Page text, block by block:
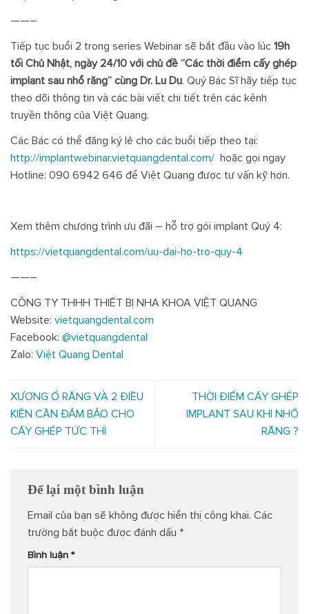
——–
Tiếp tục buổi 2 trong series Webinar sẽ bắt đầu vào lúc 19h
tối Chủ Nhật, ngày 24/10 với chủ đề “Các thời điểm cấy ghép
implant sau nhổ răng” cùng Dr. Lu Du. Quý Bác Sĩ hãy tiếp tục
theo dõi thông tin và các bài viết chi tiết trên các kênh
truyền thông của Việt Quang.
Các Bác có thể đăng ký lẻ cho các buổi tiếp theo tại:
http://implantwebinar.vietquangdental.com/ hoặc gọi ngay
Hotline: 090 6942 646 để Việt Quang được tư vấn kỹ hơn.
Xem thêm chương trình ưu đãi – hỗ trợ gói implant Quý 4:
https://vietquangdental.com/uu-dai-ho-tro-quy-4
——–
CÔNG TY THHH THIẾT BỊ NHA KHOA VIỆT QUANG
Website: vietquangdental.com
Facebook: @vietquangdental
Zalo: Việt Quang Dental
XƯƠNG Ổ RĂNG VÀ 2 ĐIỀU
KIỆN CẦN ĐẢM BẢO CHO
CẤY GHÉP TỨC THÌ
THỜI ĐIỂM CẤY GHÉP
IMPLANT SAU KHI NHỔ
RĂNG ?
Để lại một bình luận
Email của bạn sẽ không được hiển thị công khai. Các
trường bắt buộc được đánh dấu *
Bình luận *